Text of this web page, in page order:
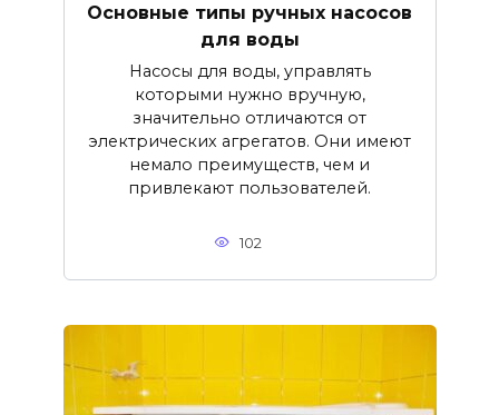
Основные типы ручных насосов
для воды
Насосы для воды, управлять
которыми нужно вручную,
значительно отличаются от
электрических агрегатов. Они имеют
немало преимуществ, чем и
привлекают пользователей.
102